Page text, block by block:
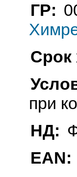
ГР:
Срок
при
НД:
EAN: